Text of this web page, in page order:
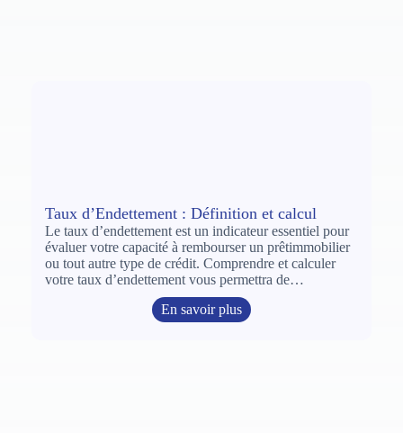
Taux d’Endettement : Définition et calcul
Le taux d’endettement est un indicateur essentiel pour
évaluer votre capacité à rembourser un prêtimmobilier
ou tout autre type de crédit. Comprendre et calculer
votre taux d’endettement vous permettra de…
En savoir plus